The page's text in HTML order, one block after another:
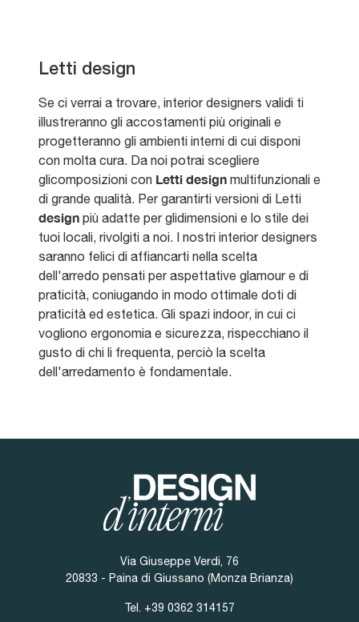
Letti design
Se ci verrai a trovare, interior designers validi ti
illustreranno gli accostamenti più originali e
progetteranno gli ambienti interni di cui disponi
con molta cura. Da noi potrai scegliere
glicomposizioni con Letti design multifunzionali e
di grande qualità. Per garantirti versioni di Letti
design più adatte per glidimensioni e lo stile dei
tuoi locali, rivolgiti a noi. I nostri interior designers
saranno felici di affiancarti nella scelta
dell'arredo pensati per aspettative glamour e di
praticità, coniugando in modo ottimale doti di
praticità ed estetica. Gli spazi indoor, in cui ci
vogliono ergonomia e sicurezza, rispecchiano il
gusto di chi li frequenta, perciò la scelta
dell'arredamento è fondamentale.
Via Giuseppe Verdi, 76
20833 - Paina di Giussano (Monza Brianza)
Tel. +39 0362 314157